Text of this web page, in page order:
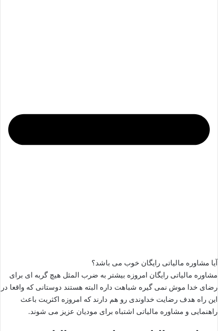
آیا مشاوره مالیاتی رایگان خوب می باشد؟
مشاوره مالیاتی رایگان امروزه بیشتر به ضرب المثل هیچ گربه ای برای
رضای خدا موش نمی گیره شباهت داره البته هستند دوستانی که واقعا در
این راه هدف رضایت خداوندی رو هم دارند که امروزه اکثریت باعث
راهنمایی و مشاوره مالیاتی اشتباه برای مودیان عزیز می شوند.